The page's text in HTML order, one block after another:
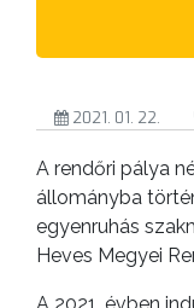
2021. 01. 22.
A rendőri pálya
állományba
egyenruhás
Heves Megyei